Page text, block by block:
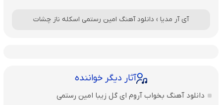
آی آر مدیا › دانلود آهنگ امین رستمی اسکله ناز چشات
آثار دیگر خواننده
دانلود آهنگ بخواب آروم ای گل زیبا امین رستمی